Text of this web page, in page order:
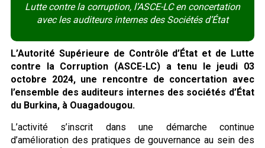
Lutte contre la corruption, l’ASCE-LC en concertation
avec les auditeurs internes des Sociétés d’État
L’Autorité Supérieure de Contrôle d’État et de Lutte
contre la Corruption (ASCE-LC) a tenu le jeudi 03
octobre 2024, une rencontre de concertation avec
l’ensemble des auditeurs internes des sociétés d’État
du Burkina, à Ouagadougou.
L’activité s’inscrit dans une démarche continue
d’amélioration des pratiques de gouvernance au sein des